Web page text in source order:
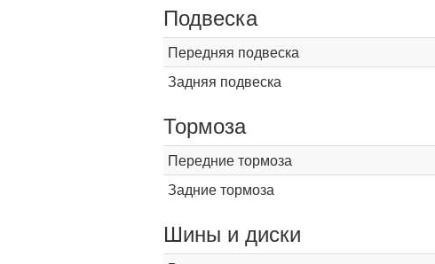
Подвеска
Передняя подвеска
Задняя подвеска
Тормоза
Передние тормоза
Задние тормоза
Шины и диски